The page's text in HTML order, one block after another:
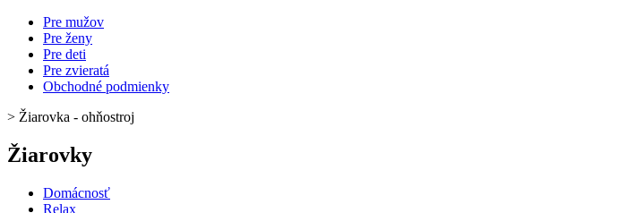
Pre mužov
Pre ženy
Pre deti
Pre zvieratá
Obchodné podmienky
> Žiarovka - ohňostroj
Žiarovky
Domácnosť
Relax